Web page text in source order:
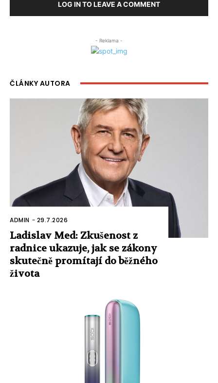
LOG IN TO LEAVE A COMMENT
- Reklama -
ČLÁNKY AUTORA
ADMIN - 29.7.2026
Ladislav Med: Zkušenost z
radnice ukazuje, jak se zákony
skutečně promítají do běžného
života